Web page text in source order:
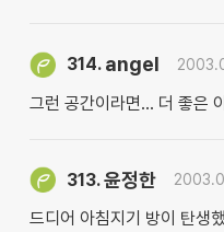
314. angel
그런 공간이라면... 더 좋은
313.윤정한
드디어 아침지기 방이 탄생